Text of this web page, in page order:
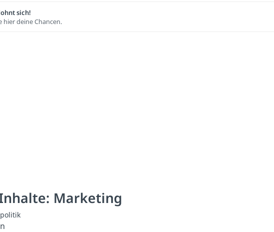
sich!
hier deine Chancen.
Marketing